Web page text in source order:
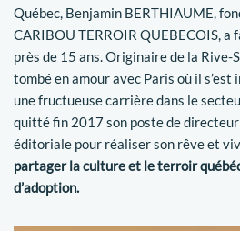
Québec, Benjamin BERTHIAUME,
CARIBOU TERROIR QUEBECOIS, a
près de 15 ans. Originaire de la Rive-
tombé en amour avec Paris où il
une fructueuse carrière dans le
quitté fin 2017 son poste de
éditoriale pour réaliser son rêve et
partager la culture et le terroir
d’adoption.